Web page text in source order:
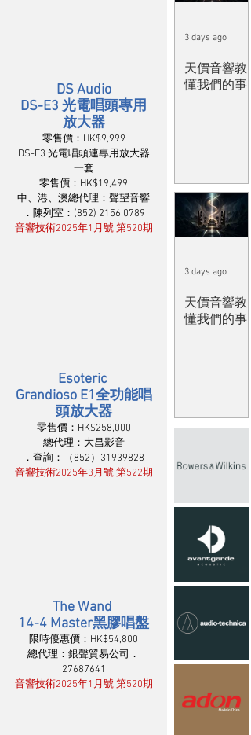
DS Audio
DS-E3 光電唱頭專用
放大器
零售價：HK$9,999
DS-E3 光電唱頭連專用放大器
一套
零售價：HK$19,499
中、港、澳總代理：聲望音響
．陳列室：(852) 2156 0789
音響技術2025年1月號 第520期
Esoteric
Grandioso E1全功能唱
頭放大器
零售價：HK$258,000
總代理：大昌影音
．查詢：（852）31939828
音響技術2025年3月號 第522期
The Wand
14-4 Master黑膠唱盤
限時優惠價：HK$54,800
總代理：銀聲貿易公司．
27687641
音響技術2025年1月號 第520期
天價音響教
懂我們的事
3 days ago
天價音響教
懂我們的事
3 days ago